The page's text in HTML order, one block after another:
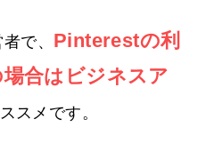
で、 Pinterestの利
合はビジネスア
スメです。